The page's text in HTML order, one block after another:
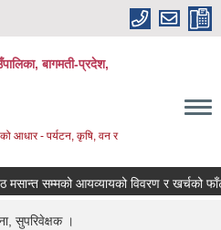
बागमती-प्रदेश,
आधार - पर्यटन, कृषि, वन र
सम्मको आयव्यायको विवरण र खर्चको फाँटबारी
सुपरिवेक्षक ।